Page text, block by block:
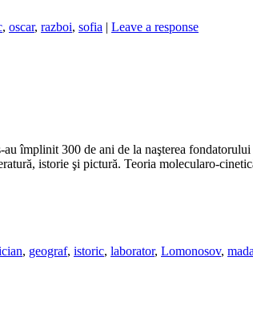
, oscar, razboi, sofia | Leave a response
împlinit 300 de ani de la naşterea
istorie şi pictură. Teoria molecularo-
, geograf, istoric, laborator, Lomonosov,